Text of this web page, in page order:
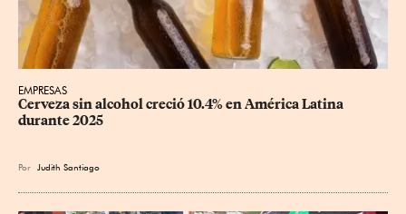
EMPRESAS
Cerveza sin alcohol creció 10.4% en América Latina
durante 2025
Por Judith Santiago